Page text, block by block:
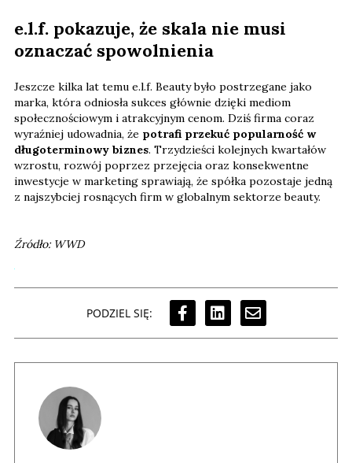
e.l.f. pokazuje, że skala nie musi
oznaczać spowolnienia
Jeszcze kilka lat temu e.l.f. Beauty było postrzegane jako
marka, która odniosła sukces głównie dzięki mediom
społecznościowym i atrakcyjnym cenom. Dziś firma coraz
wyraźniej udowadnia, że potrafi przekuć popularność w
długoterminowy biznes. Trzydzieści kolejnych kwartałów
wzrostu, rozwój poprzez przejęcia oraz konsekwentne
inwestycje w marketing sprawiają, że spółka pozostaje jedną
z najszybciej rosnących firm w globalnym sektorze beauty.
Źródło: WWD
PODZIEL SIĘ: